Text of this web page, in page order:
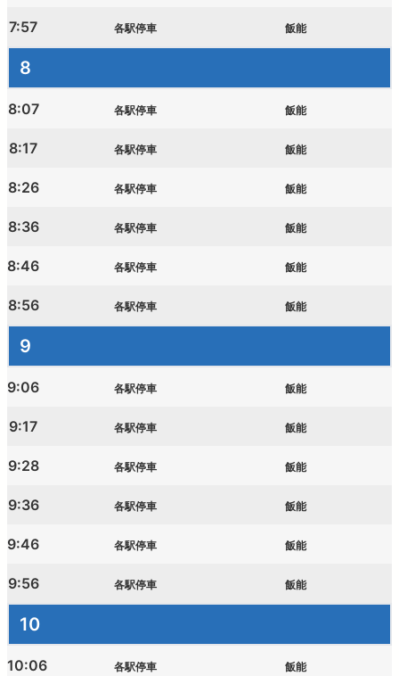
7:57 各駅停車 飯能
8
8:07 各駅停車 飯能
8:17 各駅停車 飯能
8:26 各駅停車 飯能
8:36 各駅停車 飯能
8:46 各駅停車 飯能
8:56 各駅停車 飯能
9
9:06 各駅停車 飯能
9:17 各駅停車 飯能
9:28 各駅停車 飯能
9:36 各駅停車 飯能
9:46 各駅停車 飯能
9:56 各駅停車 飯能
10
10:06 各駅停車 飯能